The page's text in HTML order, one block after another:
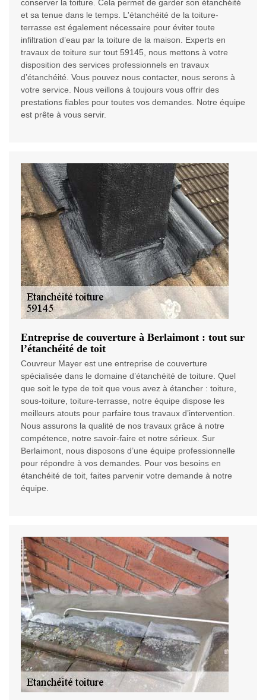
conserver la toiture. Cela permet de garder son étanchéité
et sa tenue dans le temps. L'étanchéité de la toiture-
terrasse est également nécessaire pour éviter toute
infiltration d’eau par la toiture de la maison. Experts en
travaux de toiture sur tout 59145, nous mettons à votre
disposition des services professionnels en travaux
d’étanchéité. Vous pouvez nous contacter, nous serons à
votre service. Nous veillons à toujours vous offrir des
prestations fiables pour toutes vos demandes. Notre équipe
est prête à vous servir.
Entreprise de couverture à Berlaimont : tout sur
l’étanchéité de toit
Couvreur Mayer est une entreprise de couverture
spécialisée dans le domaine d’étanchéité de toiture. Quel
que soit le type de toit que vous avez à étancher : toiture,
sous-toiture, toiture-terrasse, notre équipe dispose les
meilleurs atouts pour parfaire tous travaux d’intervention.
Nous assurons la qualité de nos travaux grâce à notre
compétence, notre savoir-faire et notre sérieux. Sur
Berlaimont, nous disposons d’une équipe professionnelle
pour répondre à vos demandes. Pour vos besoins en
étanchéité de toit, faites parvenir votre demande à notre
équipe.